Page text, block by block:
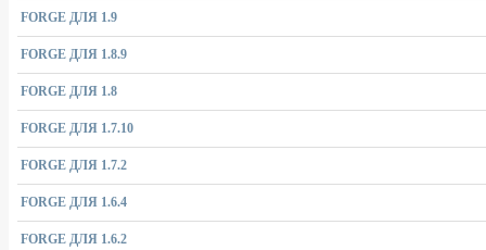
FORGE ДЛЯ 1.9
FORGE ДЛЯ 1.8.9
FORGE ДЛЯ 1.8
FORGE ДЛЯ 1.7.10
FORGE ДЛЯ 1.7.2
FORGE ДЛЯ 1.6.4
FORGE ДЛЯ 1.6.2